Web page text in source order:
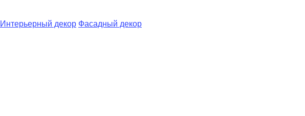
Интерьерный декор Фасадный декор